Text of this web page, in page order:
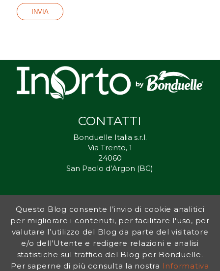
CONTATTI
Bonduelle Italia s.r.l.
Via Trento, 1
24060
San Paolo d’Argon (BG)
Inorto.org è dal 2011 il punto di riferimento per gli ortisti italiani, e
fornisce preziosi consigli sia ai più esperti che a nuovi interessati.
L’obiettivo di Bonduelle è ispirare la transizione verso una dieta a
base vegetale per contribuire al benessere delle persone e del
pianeta. In questo contesto si inserisce InOrto, simbolo dell’amore
per la terra e del rispetto dell’ambiente.
Questo Blog consente l’invio di cookie analitici
per migliorare i contenuti, per facilitare l'uso, per
valutare l’utilizzo del Blog da parte del visitatore
e/o dell’Utente e redigere relazioni e analisi
statistiche sul traffico del Blog per Bonduelle.
Per saperne di più consulta la nostra Informativa